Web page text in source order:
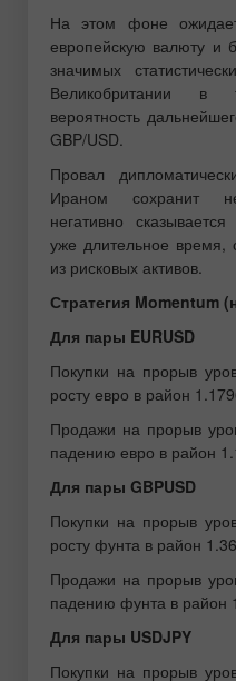
На этом фоне
европейскую валюту и
значимых
Великобритании в
вероятность
GBP/USD.
Провал
Ираном сохранит
негативно
уже длительное время,
из рисковых активов.
Стратегия Momentum
Для пары EURUSD
Покупки на прорыв
росту евро в район
Продажи на прорыв
падению евро в район
Для пары GBPUSD
Покупки на прорыв
росту фунта в район
Продажи на прорыв
падению фунта в район
Для пары USDJPY
Покупки на прорыв